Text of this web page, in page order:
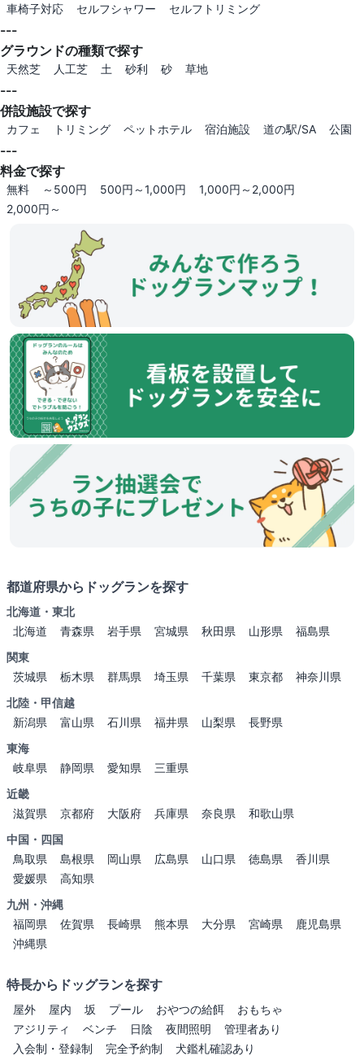
車椅子対応
セルフシャワー セルフトリミング
---
グラウンドの種類で探す
天然芝 人工芝 土 砂利 砂 草地
---
併設施設で探す
カフェ トリミング ペットホテル 宿泊施設 道の駅/SA 公園
---
料金で探す
無料 ～500円 500円～1,000円
1,000円～2,000円
2,000円～
都道府県からドッグランを探す
北海道・東北
北海道
青森県 岩手県 宮城県 秋田県 山形県
福島県
関東
茨城県
栃木県 群馬県 埼玉県 千葉県 東京都
神奈川県
北陸・甲信越
新潟県
富山県 石川県 福井県 山梨県
長野県
東海
岐阜県
静岡県 愛知県
三重県
近畿
滋賀県
京都府 大阪府 兵庫県 奈良県
和歌山県
中国・四国
鳥取県
島根県 岡山県 広島県 山口県 徳島県
香川県
愛媛県
高知県
九州・沖縄
福岡県
佐賀県 長崎県 熊本県 大分県 宮崎県
鹿児島県
沖縄県
特長からドッグランを探す
屋外 屋内 坂 プール おやつの給餌
おもちゃ
アジリティ
ベンチ 日陰 夜間照明
管理者あり
入会制・登録制
完全予約制
犬鑑札確認あり